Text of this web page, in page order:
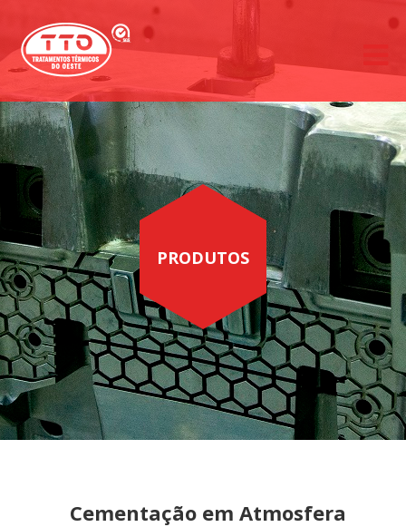
PRODUTOS
Cementação em Atmosfera